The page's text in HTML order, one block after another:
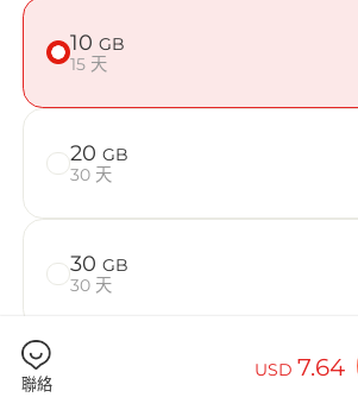
Billion
選擇您的
安裝您的
10 GB
15 天
20 GB
30 天
30 GB
30 天
聯絡
USD7.64